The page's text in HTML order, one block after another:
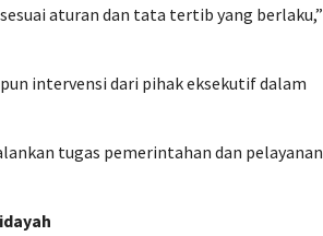
aturan dan tata tertib yang berlaku,”
intervensi dari pihak eksekutif dalam
tugas pemerintahan dan pelayanan